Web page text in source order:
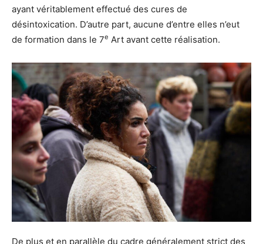
ayant véritablement effectué des cures de
désintoxication. D’autre part, aucune d’entre elles n’eut
de formation dans le 7e Art avant cette réalisation.
De plus et en parallèle du cadre généralement strict des